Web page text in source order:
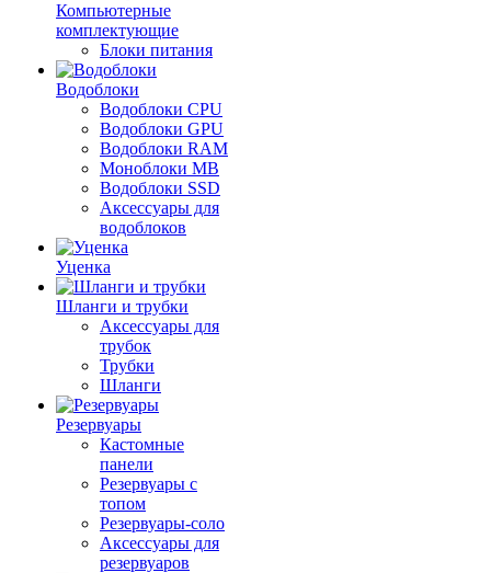
Компьютерные
комплектующие
Блоки питания
Водоблоки
Водоблоки CPU
Водоблоки GPU
Водоблоки RAM
Моноблоки MB
Водоблоки SSD
Аксессуары для
водоблоков
Уценка
Шланги и трубки
Аксессуары для
трубок
Трубки
Шланги
Резервуары
Кастомные
панели
Резервуары с
топом
Резервуары-соло
Аксессуары для
резервуаров